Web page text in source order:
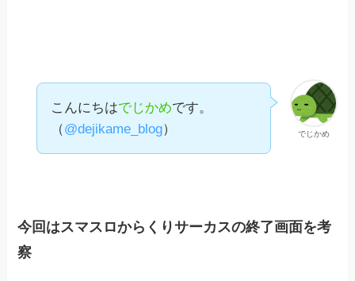
でじかめ
こんにちはでじかめです。
（@dejikame_blog）
今回はスマスロからくりサーカスの終了画面を考
察